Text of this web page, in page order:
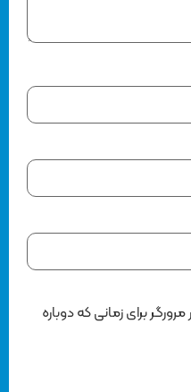
برای زمانی که دوباره